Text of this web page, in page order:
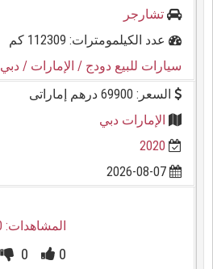
تشارجر
عدد الكيلمومترات: 112309 كم
سيارات للبيع دودج / الإمارات / دبي
السعر: 69900 درهم إماراتى
الإمارات دبي
2020
المشاهدات: 0
0
0